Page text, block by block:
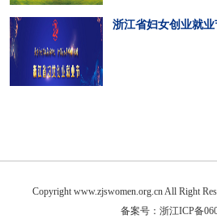
浙江省妇女创业就业
Copyright www.zjswomen.org.cn All Right
备案号：浙江ICP备